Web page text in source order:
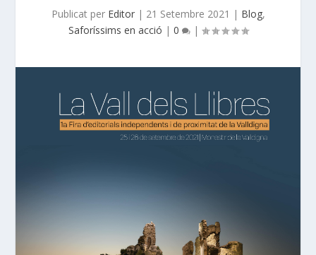
Publicat per Editor| 21 Setembre 2021 | Blog,
Saforíssims en acció | 0 |